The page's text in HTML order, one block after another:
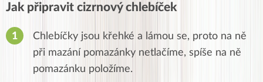
Jak připravit cizrnový chlebíček
Chlebíčky jsou křehké a lámou se, proto na ně
při mazání pomazánky netlačíme, spíše na ně
pomazánku položíme.